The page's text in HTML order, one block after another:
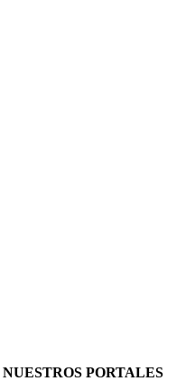
NUESTROS PORTALES